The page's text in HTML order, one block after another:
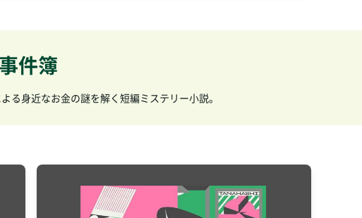
件簿
身近なお金の謎を解く短編ミステリー小説。